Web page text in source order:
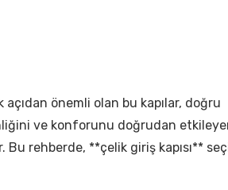
önemli olan bu kapılar, doğru
ve konforunu doğrudan
rehberde, **çelik giriş kapısı**